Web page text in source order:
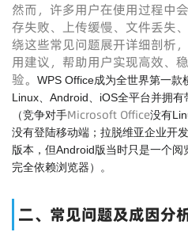
然而，许多用户在使用过程中
存失败、上传缓慢、文件丢失
绕这些常见问题展开详细剖析
用建议，帮助用户实现高效、
验。
WPS Office成为全世界第一款
Linux、Android、iOS全平台并拥
（竞争对手Microsoft Office没有
没有登陆移动端；拉脱维亚企业开
版本，但Android版当时只是一个阅
完全依赖浏览器）。
二、常见问题及成因分